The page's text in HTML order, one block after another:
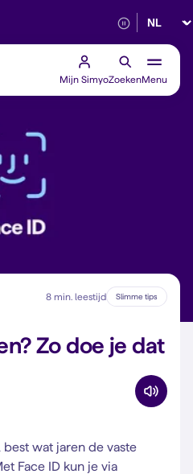
Betrouwbaar
Mijn SimyoZoekenMenu
8 min. leestijd Slimme tips
Zo doe je dat
best wat jaren de vaste
Face ID kun je via